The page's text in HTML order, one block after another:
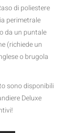
di poliestere
perimetrale
da un puntale
(richiede un
o brugola
sono disponibili
Deluxe